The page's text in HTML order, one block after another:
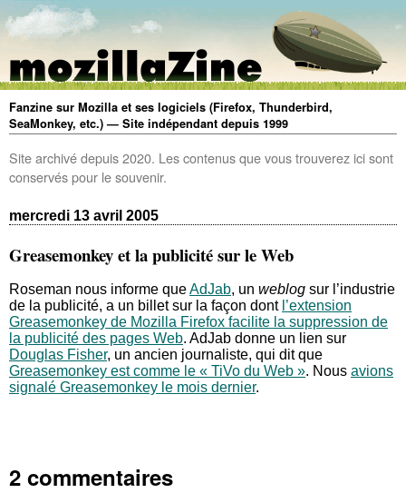
Fanzine sur Mozilla et ses logiciels (Firefox, Thunderbird,
SeaMonkey, etc.) — Site indépendant depuis 1999
Site archivé depuis 2020. Les contenus que vous trouverez ici sont
conservés pour le souvenir.
mercredi 13 avril 2005
Greasemonkey et la publicité sur le Web
Roseman nous informe queAdJab, un weblog sur l’industrie
de la publicité, a un billet sur la façon dont l’extension
Greasemonkey de Mozilla Firefox facilite la suppression de
la publicité des pages Web. AdJab donne un lien sur
Douglas Fisher, un ancien journaliste, qui dit que
Greasemonkey est comme le « TiVo du Web ». Nous avions
signalé Greasemonkey le mois dernier.
2 commentaires